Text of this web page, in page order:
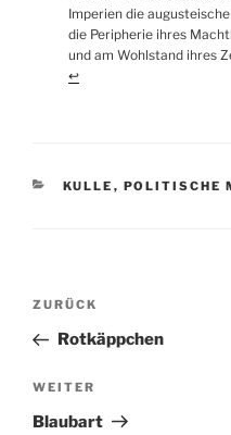
Imperien die
die Peripherie ihres
und am Wohlstand ihres
↩︎
KATEGORIEN
KULLE , POLITISCHE
Beitragsnavigation
Vorheriger
Beitrag
ZURÜCK
Rotkäppchen
Nächster
Beitrag
WEITER
Blaubart